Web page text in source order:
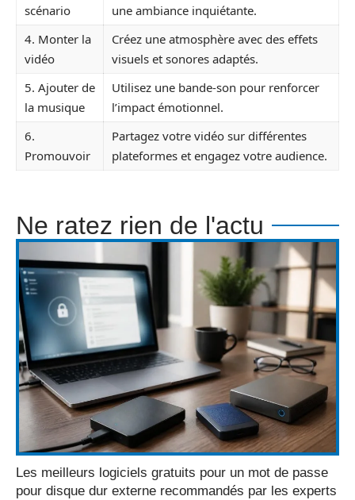
scénario
une ambiance inquiétante.
4. Monter la
vidéo
Créez une atmosphère avec des effets
visuels et sonores adaptés.
5. Ajouter de
la musique
Utilisez une bande-son pour renforcer
l’impact émotionnel.
6.
Promouvoir
Partagez votre vidéo sur différentes
plateformes et engagez votre audience.
Ne ratez rien de l'actu
Les meilleurs logiciels gratuits pour un mot de passe
pour disque dur externe recommandés par les experts